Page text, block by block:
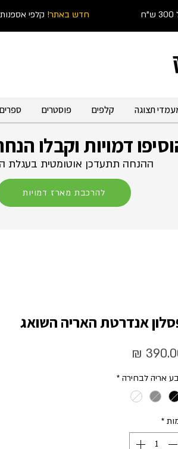
חדש באתר! קלפי
תצוגה קלפים פוסטרים ספרים
ההנחה תתעדכן אוטומטית בעגלת
דמויות וקבלו
להרכבת מארז דמויות
אנדרטת האריה השואג
אריה לבחירה *
*